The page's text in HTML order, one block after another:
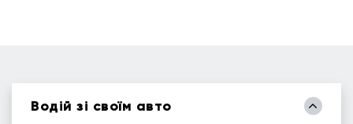
Водій зі своїм авто